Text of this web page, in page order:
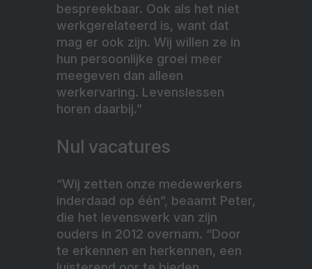
bespreekbaar. Ook als het niet
werkgerelateerd is, want dat
mag er ook zijn. Wij willen ze in
hun persoonlijke groei meer
meegeven dan alleen
werkervaring. Levenslessen
horen daarbij.”
Nul vacatures
“Wij zetten onze medewerkers
inderdaad op één”, beaamt Peter,
die het levenswerk van zijn
ouders in 2012 overnam. “Door
te erkennen en herkennen, een